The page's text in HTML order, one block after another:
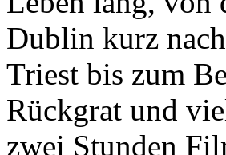
Dublin kurz
Triest bis zum
Rückgrat und
zwei Stunden